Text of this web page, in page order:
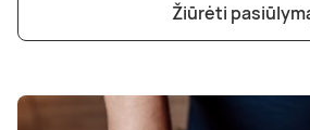
Žiūrėti